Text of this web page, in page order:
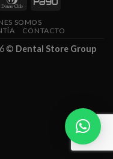
SOMOS
CONTACTO
© Dental Store Group